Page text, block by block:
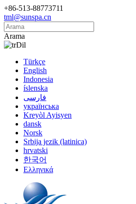
+86-513-88773711
tml@sunspa.cn
Arama
Dil
Türkçe
English
Indonesia
íslenska
فارسی
українська
Kreyòl Ayisyen
dansk
Norsk
Srbija jezik (latinica)
hrvatski
한국어
Ελληνικά